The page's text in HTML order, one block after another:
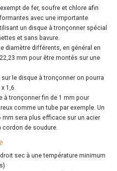
de fer, soufre et chlore afin
avec une importante
un disque à tronçonner spécial
et sans bavure.
diamètre différents, en général en
mm pour être montés sur une
le disque à tronçonner on pourra
1,6.
à tronçonner fin de 1 mm pour
comme un tube par exemple. Un
mm sera plus efficace sur un acier
cordon de soudure.
sec à une température minimum